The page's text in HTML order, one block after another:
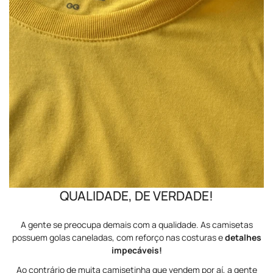
Costura:Reforço ombro a ombro, que dá mais durabilidade e
acabamento perfeito à peça.
Modelagem:
Masculina/Unissex (corte reto, veste bem em todo
mundo).
Estampa:Impressão em DTF (Direct To Film), alta definição,
toque suave e resistente — não racha, não desbota e mantém a
cor vibrante por muito tempo.
Observação:
A cor do produto pode variar levemente em relação
à foto, devido à iluminação, configuração da tela.
Nossa produção é própria pra garantir e entregar a melhor
qualidade.
QUALIDADE, DE VERDADE!
A gente se preocupa demais com a qualidade. As camisetas
possuem golas caneladas, com reforço nas costuras edetalhes
impecáveis!
Ao contrário de muita camisetinha que vendem por aí, a gente